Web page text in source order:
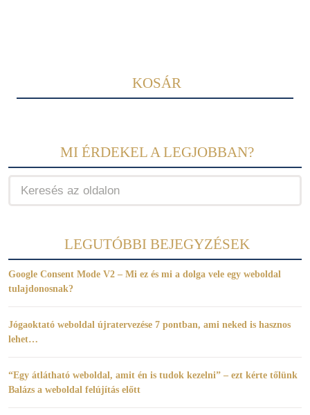
KOSÁR
MI ÉRDEKEL A LEGJOBBAN?
LEGUTÓBBI BEJEGYZÉSEK
Google Consent Mode V2 – Mi ez és mi a dolga vele egy weboldal
tulajdonosnak?
Jógaoktató weboldal újratervezése 7 pontban, ami neked is hasznos
lehet…
“Egy átlátható weboldal, amit én is tudok kezelni” – ezt kérte tőlünk
Balázs a weboldal felújítás előtt